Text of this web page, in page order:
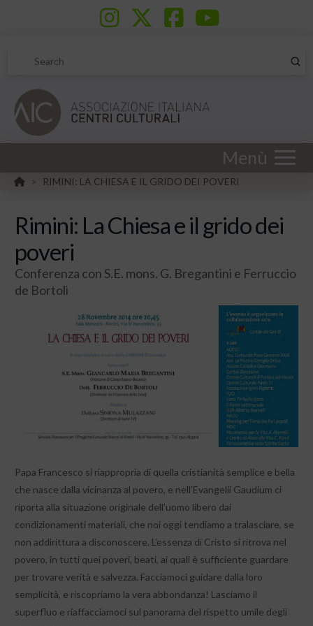
Search
Menù
HOME
> RIMINI: LA CHIESA E IL GRIDO DEI POVERI
Rimini: La Chiesa e il grido dei
poveri
Conferenza con S.E. mons. G. Bregantini e Ferruccio
de Bortoli
Papa Francesco si riappropria di quella cristianità semplice e bella
che nasce dalla vicinanza al povero, e nell’Evangelii Gaudium ci
riporta alla situazione originale dell’uomo libero dai
condizionamenti materiali, che noi oggi tendiamo a tralasciare, se
non addirittura a disconoscere. L’essenza di Cristo si ritrova nel
povero, in tutti quei poveri, beati, ai quali è sufficiente guardare
per trovare verità e salvezza. Facciamoci guidare dalla loro
semplicità, e riscopriamo la vera abbondanza! Lasciamo il
superfluo e riaffacciamoci sul panorama del rispetto umile degli